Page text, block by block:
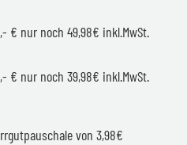
€ nur noch 49,98€ inkl.MwSt.
€ nur noch 39,98€ inkl.MwSt.
von 3,98€